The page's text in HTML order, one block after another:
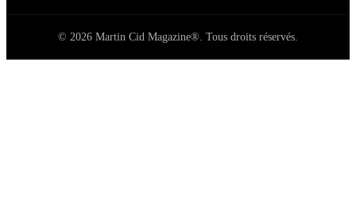
© 2026 Martin Cid Magazine®. Tous droits réservés.